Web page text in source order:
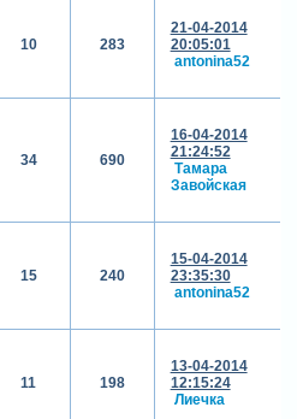
10 283
21-04-2014
20:05:01
antonina52
34 690
16-04-2014
21:24:52
Тамара
Завойская
15 240
15-04-2014
23:35:30
antonina52
11 198
13-04-2014
12:15:24
Лиечка